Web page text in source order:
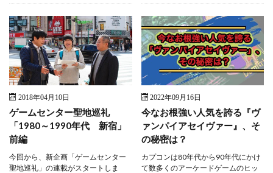
2018年04月10日
ゲームセンター聖地巡礼
「1980～1990年代 新宿」
前編
今回から、新企画「ゲームセンター
聖地巡礼」の連載がスタートしま
2022年09月16日
今なお根強い人気を誇る『ヴ
ァンパイアセイヴァー』、そ
の秘密は？
カプコンは80年代から90年代にかけ
て数多くのアーケードゲームのヒッ